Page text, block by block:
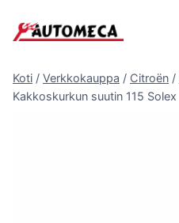
sisältöön
Koti / Verkkokauppa / Citroën /
Kakkoskurkun suutin 115 Solex